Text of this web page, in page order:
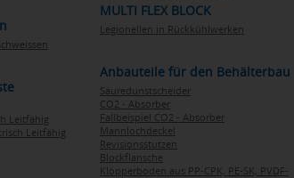
Leitfähig
Leitfähig
MULTI FLEX BLOCK
Legionellen in Rückkühlwerken
Anbauteile für den Behälterbau
Säuredunstscheider
CO2 - Absorber
Fallbeispiel CO2 - Absorber
Mannlochdeckel
Revisionsstutzen
Blockflansche
Klöpperboden aus PP-CPK, PE-SK, PVDF-